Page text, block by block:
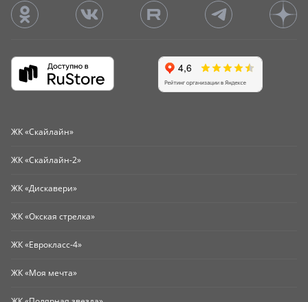
ЖК «Скайлайн»
ЖК «Скайлайн-2»
ЖК «Дискавери»
ЖК «Окская стрелка»
ЖК «Еврокласс-4»
ЖК «Моя мечта»